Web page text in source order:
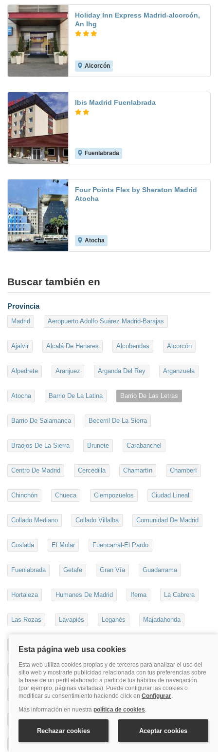
Holiday Inn Express Madrid-alcorcón,
An Ihg
Alcorcón
Ibis Madrid Fuenlabrada
Fuenlabrada
Four Points Flex by Sheraton Madrid
Atocha
Atocha
Buscar también en
Provincia
Madrid Aeropuerto Adolfo Suárez Madrid-Barajas
Ajalvir Alcalá De Henares Alcobendas Alcorcón
Alpedrete Aranjuez Arganda Del Rey Arganzuela
Atocha Barrio De La Latina Barrio De Las Letras
Barrio De Salamanca Becerril De La Sierra
Braojos De La Sierra Brunete Carabanchel
Centro De Madrid Cercedilla Chamartín Chamberí
Chinchón Chueca Ciempozuelos Ciudad Lineal
Collado Mediano Collado Villalba Comunidad De Madrid
Coslada El Molar Fuencarral-El Pardo
Fuenlabrada Getafe Gran Vía Guadarrama
Hortaleza Humanes De Madrid Ifema La Cabrera
Las Rozas Lavapiés Leganés Majadahonda
Malasaña Manzanares El Real
Moncloa - Aravaca Móstoles Navacerrada
Navalcarnero Paracuellos Del Jarama Parla
Parque Warner Paseo De La Castellana Pinto
Plaza De Oriente - Ópera Plaza Mayor